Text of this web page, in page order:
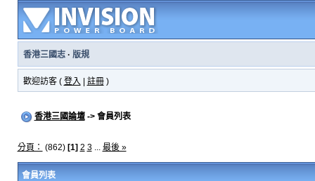
香港三國志· 版規
歡迎訪客 ( 登入 註冊)
香港三國論壇-> 會員列表
分頁： (862) [1] 2 3... 最後 »
會員列表